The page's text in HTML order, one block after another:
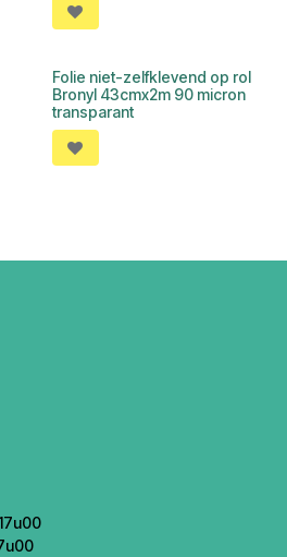
Folie niet-zelfklevend op rol
Bronyl 43cmx2m 90 micron
transparant